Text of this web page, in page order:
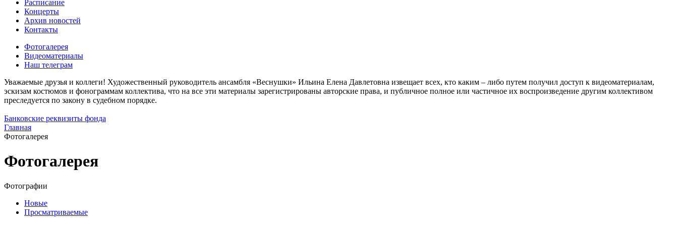
Расписание
Концерты
Архив новостей
Контакты
Фотогалерея
Видеоматериалы
Наш телеграм
Уважаемые друзья и коллеги! Художественный руководитель ансамбля «Веснушки» Ильина Елена Давлетовна извещает всех, кто каким – либо путем получил доступ к видеоматериалам,
эскизам костюмов и фонограммам коллектива, что на все эти материалы зарегистрированы авторские права, и публичное полное или частичное их воспроизведение другим коллективом
преследуется по закону в судебном порядке.
Банковские реквизиты фонда
Главная
Фотогалерея
Фотогалерея
Фотографии
Новые
Просматриваемые